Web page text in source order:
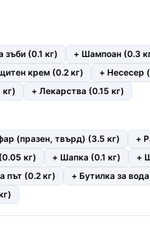
зъби (0.1 кг) + Шампоан (0.3
крем (0.2 кг)
+ Несесер
кг) + Лекарства (0.15 кг)
(празен, твърд) (3.5 кг)
+
кг) + Шапка (0.1 кг)
+
път (0.2 кг)
+ Бутилка за